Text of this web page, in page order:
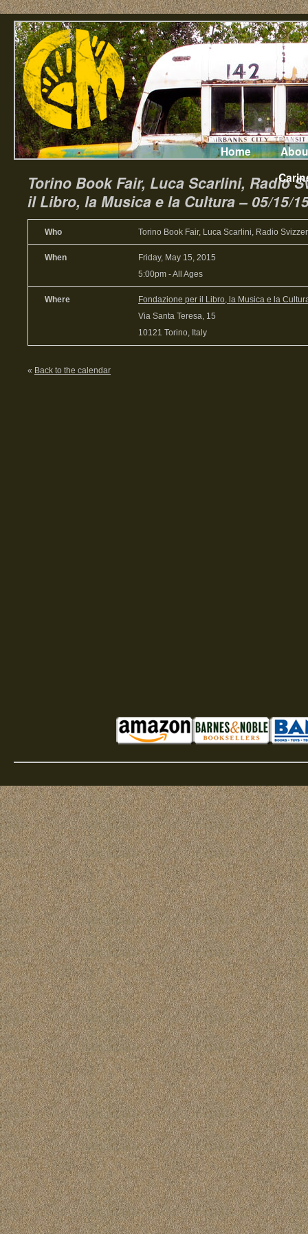
Home
Torino Book Fair, Luca Scarlini, Radio
il Libro, la Musica e la Cultura – 05/15/
Who Torino Book Fair, Luca Scarlini, Radio
When
Friday, May 15, 2015
5:00pm -All Ages
Where
Fondazione per il Libro, la Musica e la
Via Santa Teresa, 15
10121 Torino, Italy
« Back to the calendar